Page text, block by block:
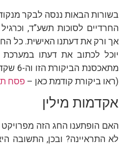
בשורות הבאות ננסה לבקר
החרדיים לסוכות תשע”ד,
אך ורק את דעתנו האישית. כל
יוכל לכתוב את דעתו
(ראו ביקורת קודמת כאן – פסח
אקדמות מילין
האם הופתענו החג הזה
לא התראיינה? ובכן, התשובה